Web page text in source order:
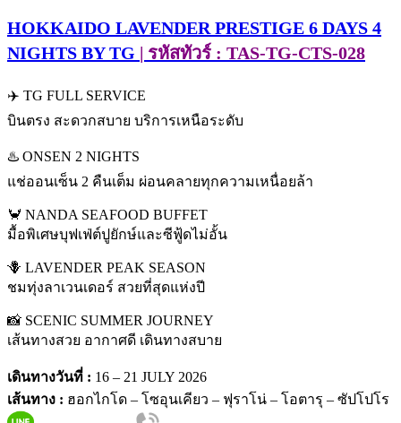
HOKKAIDO LAVENDER PRESTIGE 6 DAYS 4
NIGHTS BY TG | รหัสทัวร์ : TAS-TG-CTS-028
✈️ TG FULL SERVICE
บินตรง สะดวกสบาย บริการเหนือระดับ
♨️ ONSEN 2 NIGHTS
แช่ออนเซ็น 2 คืนเต็ม ผ่อนคลายทุกความเหนื่อยล้า
🦀 NANDA SEAFOOD BUFFET
มื้อพิเศษบุฟเฟ่ต์ปูยักษ์และซีฟู้ดไม่อั้น
🪻 LAVENDER PEAK SEASON
ชมทุ่งลาเวนเดอร์ สวยที่สุดแห่งปี
📸 SCENIC SUMMER JOURNEY
เส้นทางสวย อากาศดี เดินทางสบาย
เดินทางวันที่ : 16 – 21 JULY 2026
เส้นทาง : ฮอกไกโด – โซอุนเคียว – ฟุราโน่ – โอตารุ – ซัปโปโร